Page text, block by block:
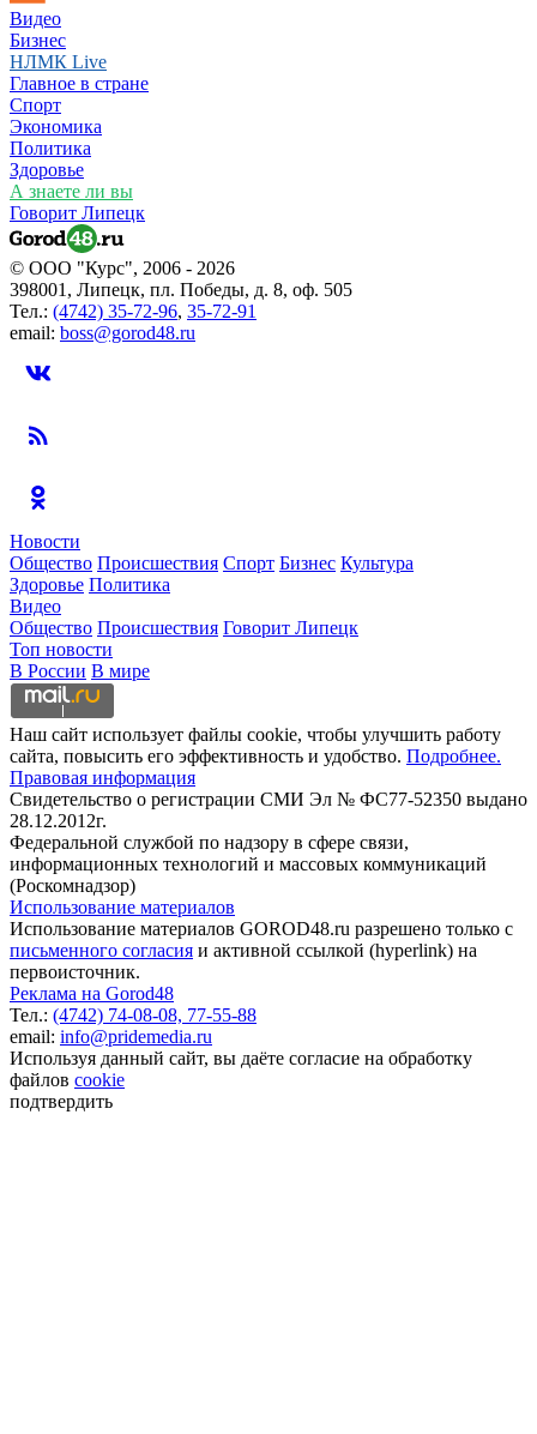
Видео
Бизнес
НЛМК Live
Главное в стране
Спорт
Экономика
Политика
Здоровье
А знаете ли вы
Говорит Липецк
© ООО "Курс", 2006 - 2026
398001, Липецк, пл. Победы, д. 8, оф. 505
Тел.: (4742) 35-72-96, 35-72-91
email: boss@gorod48.ru
Новости
Общество Происшествия Спорт Бизнес Культура
Здоровье Политика
Видео
Общество Происшествия Говорит Липецк
Топ новости
В России В мире
Наш сайт использует файлы cookie, чтобы улучшить работу
сайта, повысить его эффективность и удобство. Подробнее.
Правовая информация
Свидетельство о регистрации СМИ Эл № ФС77-52350 выдано
28.12.2012г.
Федеральной службой по надзору в сфере связи,
информационных технологий и массовых коммуникаций
(Роскомнадзор)
Использование материалов
Использование материалов GOROD48.ru разрешено только с
письменного согласия и активной ссылкой (hyperlink) на
первоисточник.
Реклама на Gorod48
Тел.: (4742) 74-08-08, 77-55-88
email: info@pridemedia.ru
Используя данный сайт, вы даёте согласие на обработку
файлов cookie
подтвердить